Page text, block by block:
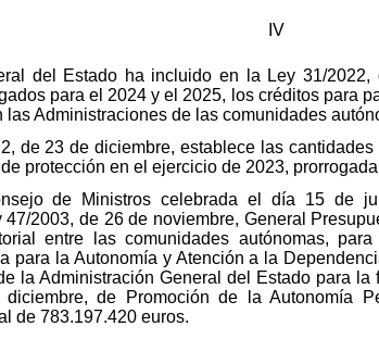
IV
del Estado ha incluido en la Ley 31/
para el 2024 y el 2025, los créditos para
las Administraciones de las comunidades
de 23 de diciembre, establece las
protección en el ejercicio de 2023,
de Ministros celebrada el día 15 de
2003, de 26 de noviembre, General
entre las comunidades autónomas,
para la Autonomía y Atención a la
la Administración General del Estado para
de Promoción de la Autonomía
de 783.197.420 euros.